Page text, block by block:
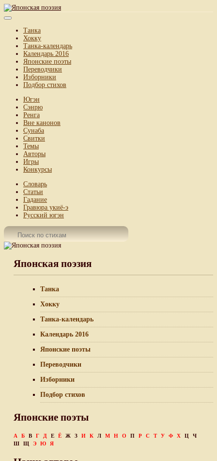
Танка
Хокку
Танка-календарь
Календарь 2016
Японские поэты
Переводчики
Изборники
Подбор стихов
Югэн
Сэнрю
Ренга
Вне канонов
Сунаба
Свитки
Темы
Авторы
Игры
Конкурсы
Словарь
Статьи
Гадание
Гравюра укиё-э
Русский югэн
Японская поэзия
Танка
Хокку
Танка-календарь
Календарь 2016
Японские поэты
Переводчики
Изборники
Подбор стихов
Японские поэты
А Б В Г Д Е Ё Ж З И К Л М Н О П Р С Т У Ф Х Ц
Ч
Ш
Щ Э Ю Я